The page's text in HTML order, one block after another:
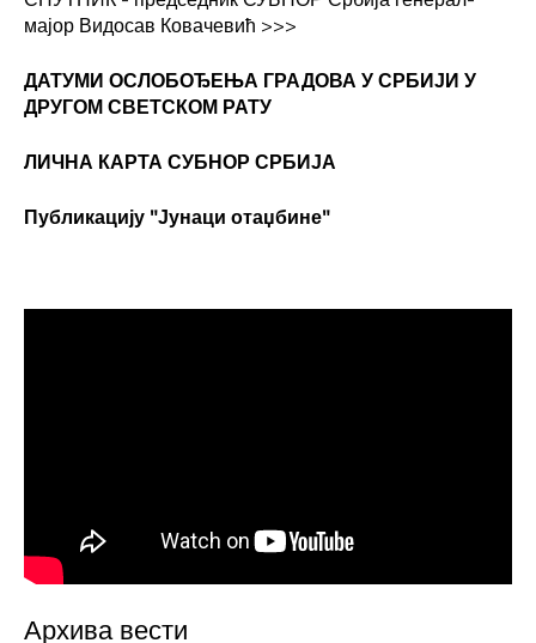
мајор Видосав Ковачевић >>>
ДАТУМИ ОСЛОБОЂЕЊА ГРАДОВА У СРБИЈИ У
ДРУГОМ СВЕТСКОМ РАТУ
ЛИЧНА КАРТА СУБНОР СРБИЈА
Публикацију "Јунаци отаџбине"
Архива вести